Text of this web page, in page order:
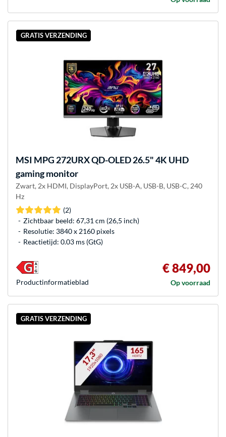
GRATIS VERZENDING
MSI MPG 272URX QD-OLED 26.5" 4K UHD
gaming monitor
Zwart, 2x HDMI, DisplayPort, 2x USB-A, USB-B, USB-C, 240
Hz
(2)
Zichtbaar beeld: 67,31 cm (26,5 inch)
Resolutie: 3840 x 2160 pixels
Reactietijd: 0.03 ms (GtG)
€ 849,00
Op voorraad
Product­informatieblad
GRATIS VERZENDING